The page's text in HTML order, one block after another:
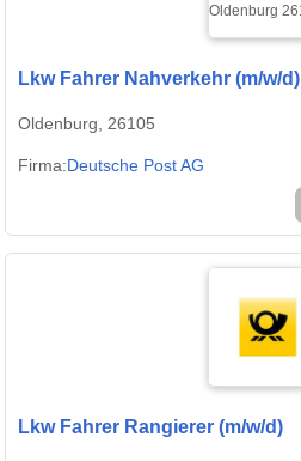
Lkw Fahrer Nahverkehr (m/w/d)
Oldenburg, 26105
Firma:Deutsche Post AG
Lkw Fahrer Rangierer (m/w/d)